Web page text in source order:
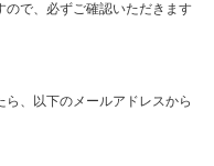
ので、必ずご確認いただきます
、以下のメールアドレスから